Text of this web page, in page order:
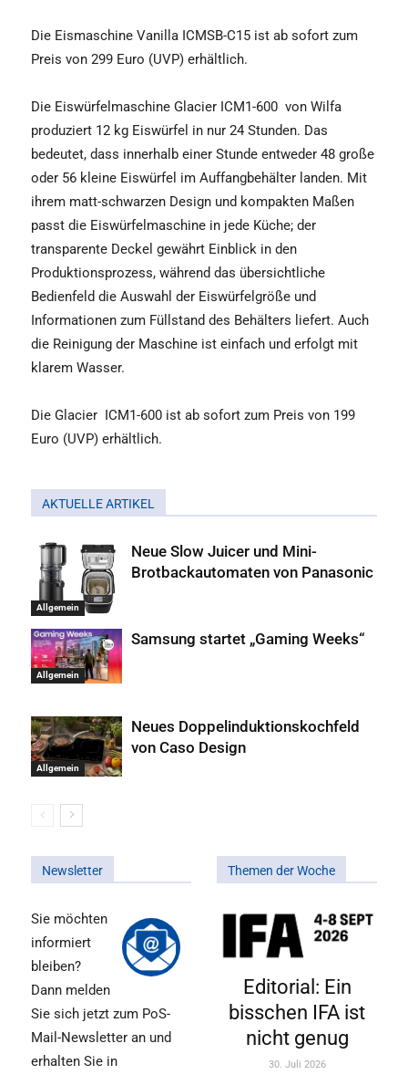
Die Eismaschine Vanilla ICMSB-C15 ist ab sofort zum
Preis von 299 Euro (UVP) erhältlich.
Die Eiswürfelmaschine Glacier ICM1-600 von Wilfa
produziert 12 kg Eiswürfel in nur 24 Stunden. Das
bedeutet, dass innerhalb einer Stunde entweder 48 große
oder 56 kleine Eiswürfel im Auffangbehälter landen. Mit
ihrem matt-schwarzen Design und kompakten Maßen
passt die Eiswürfelmaschine in jede Küche; der
transparente Deckel gewährt Einblick in den
Produktionsprozess, während das übersichtliche
Bedienfeld die Auswahl der Eiswürfelgröße und
Informationen zum Füllstand des Behälters liefert. Auch
die Reinigung der Maschine ist einfach und erfolgt mit
klarem Wasser.
Die Glacier ICM1-600 ist ab sofort zum Preis von 199
Euro (UVP) erhältlich.
AKTUELLE ARTIKEL
Allgemein
Neue Slow Juicer und Mini-
Brotbackautomaten von Panasonic
Allgemein
Samsung startet „Gaming Weeks“
Allgemein
Neues Doppelinduktionskochfeld
von Caso Design
Newsletter
Sie möchten
informiert
bleiben?
Dann melden
Sie sich jetzt zum PoS-
Mail-Newsletter an und
erhalten Sie in
Themen der Woche
Editorial: Ein
bisschen IFA ist
nicht genug
30. Juli 2026